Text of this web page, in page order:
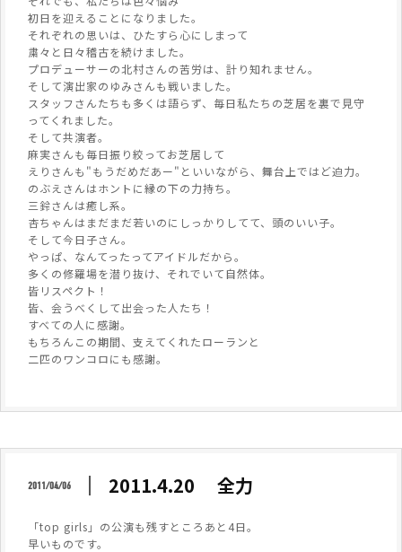
初日を迎えることになりました。
それぞれの思いは、ひたすら心にしまって
粛々と日々稽古を続けました。
プロデューサーの北村さんの苦労は、計り知れません。
そして演出家のゆみさんも戦いました。
スタッフさんたちも多くは語らず、毎日私たちの芝居を裏で見守
ってくれました。
そして共演者。
麻実さんも毎日振り絞ってお芝居して
えりさんも"もうだめだあー"といいながら、舞台上ではど迫力。
のぶえさんはホントに縁の下の力持ち。
三鈴さんは癒し系。
杏ちゃんはまだまだ若いのにしっかりしてて、頭のいい子。
そして今日子さん。
やっぱ、なんてったってアイドルだから。
多くの修羅場を潜り抜け、それでいて自然体。
皆リスペクト！
皆、会うべくして出会った人たち！
すべての人に感謝。
もちろんこの期間、支えてくれたローランと
二匹のワンコロにも感謝。
2011/04/06 2011.4.20 全力
「top girls」の公演も残すところあと4日。
早いものです。